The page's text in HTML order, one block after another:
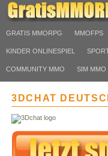
GRATIS MMORPG MMOFPS
KINDER ONLINESPIEL
COMMUNITY MMO SIM MMO
3DCHAT